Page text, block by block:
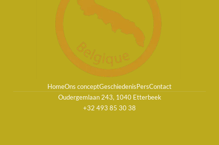
HomeOns conceptGeschiedenisPersContact
Oudergemlaan 243, 1040 Etterbeek
+32 493 85 30 38